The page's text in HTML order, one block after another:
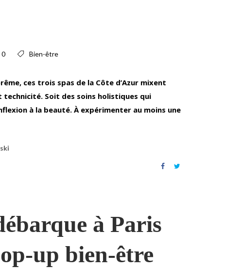
0 Bien-être
ces trois spas de la Côte d’Azur mixent
technicité. Soit des soins holistiques qui
à la beauté. À expérimenter au moins une
à Paris
up bien-être